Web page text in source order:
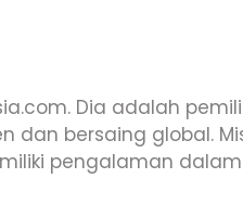
Dia adalah
dan bersaing global.
pengalaman